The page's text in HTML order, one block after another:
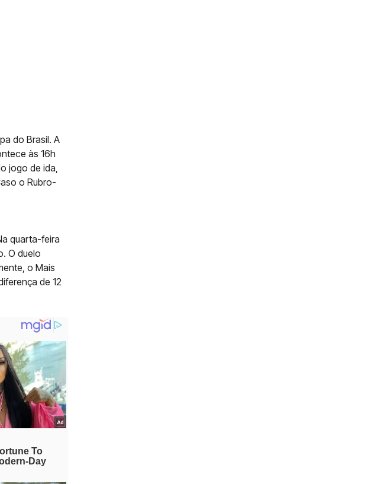
do Brasil. A
às 16h
jogo de ida,
o Rubro-
quarta-feira
O duelo
o Mais
de 12